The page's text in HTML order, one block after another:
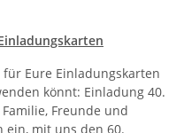
Eure Einladungskarten
könnt: Einladung 40.
Freunde und
ein, mit uns den 60.